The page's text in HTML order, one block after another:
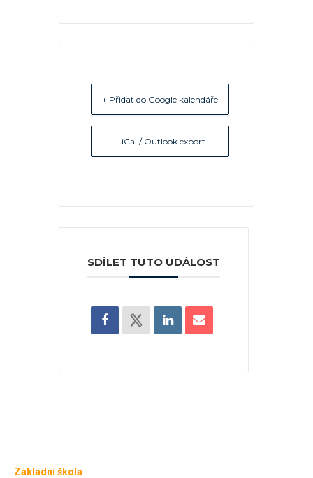
+ Přidat do Google kalendáře
+ iCal / Outlook export
SDÍLET TUTO UDÁLOST
Základní škola